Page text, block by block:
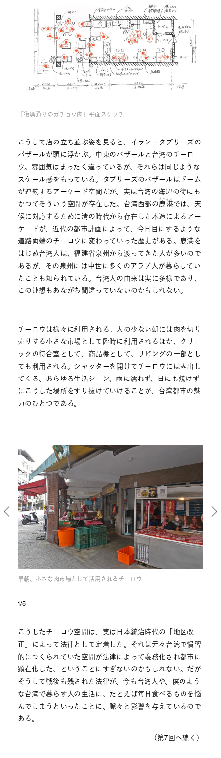
「復興通りのガチョウ肉」平面スケッチ
こうして店の立ち並ぶ姿を見ると、イラン・ タブリーズの
バザールが頭に浮かぶ。中東のバザールと台湾のチーロ
ウ。雰囲気はまったく違っているが、それらは同じような
スケール感をもっている。タブリーズのバザールはドーム
が連続するアーケード空間だが、実は台湾の海辺の街にも
かつてそういう空間が存在した。台湾西部の鹿港
ルーガン
では、天
候に対応するために清の時代から存在した木造によるアー
ケードが、近代の都市計画によって、今日目にするような
道路両端のチーロウに変わっていった歴史がある。鹿港を
はじめ台湾人は、福建省泉州から渡ってきた人が多いので
あるが、その泉州には中世に多くのアラブ人が暮らしてい
たことも知られている。台湾人の由来は実に多様であり、
この連想もあながち間違っていないのかもしれない。
チーロウは様々に利用される。人の少ない朝には肉を切り
売りする小さな市場として臨時に利用されるほか、クリニ
ックの待合室として、商品棚として、リビングの一部とし
ても利用される。シャッターを開けてチーロウにはみ出し
てくる、あらゆる生活シーン。雨に濡れず、日にも焼けず
にこうした場所をすり抜けていけることが、台湾都市の魅
力のひとつである。
早朝、小さな肉市場として活用されるチーロウ
1/5
こうしたチーロウ空間は、実は日本統治時代の「地区改
正」によって法律として定着した。それは元々台湾で慣習
的につくられていた空間が法律によって義務化され都市に
顕在化した、ということにすぎないのかもしれない。だが
そうして戦後も残された法律が、今も台湾人や、僕のよう
な台湾で暮らす人の生活に、たとえば毎日食べるものを悩
んでしまうといったことに、脈々と影響を与えているので
ある。
（第7回へ続く）